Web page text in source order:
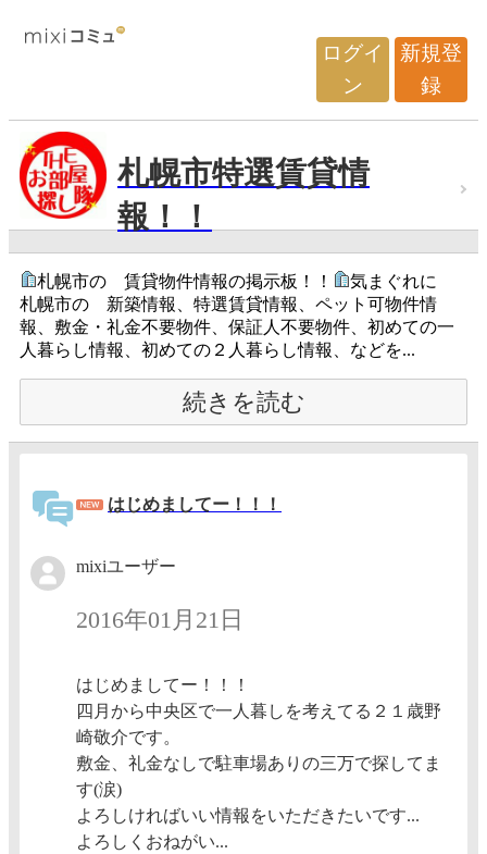
ログイ
ン
新規登
録
札幌市特選賃貸情
報！！
札幌市の 賃貸物件情報の掲示板！！
気まぐれに
札幌市の 新築情報、特選賃貸情報、ペット可物件情
報、敷金・礼金不要物件、保証人不要物件、初めての一
人暮らし情報、初めての２人暮らし情報、などを...
続きを読む
はじめましてー！！！
mixiユーザー
2016年01月21日
はじめましてー！！！
四月から中央区で一人暮しを考えてる２１歳野
崎敬介です。
敷金、礼金なしで駐車場ありの三万で探してま
す(涙)
よろしければいい情報をいただきたいです...
よろしくおねがい...